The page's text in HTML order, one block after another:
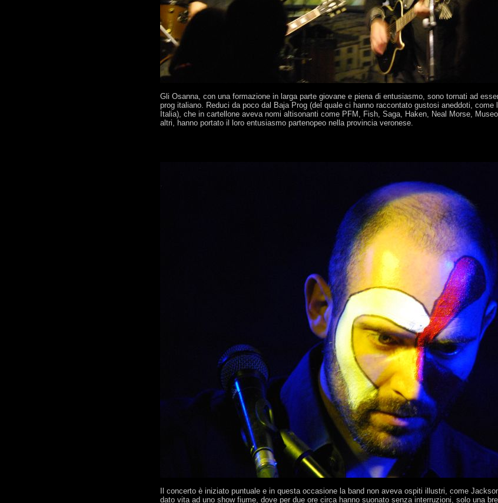
Gli Osanna, con una formazione in larga parte giovane e piena di entusiasmo, sono tornati ad
prog italiano. Reduci da poco dal Baja Prog (del quale ci hanno raccontato gustosi aneddoti, come
Italia), che in cartellone aveva nomi altisonanti come PFM, Fish, Saga, Haken, Neal Morse,
altri, hanno portato il loro entusiasmo partenopeo nella provincia veronese.
Il concerto è iniziato puntuale e in questa occasione la band non aveva ospiti illustri, come
dato vita ad uno show fiume, dove per due ore circa hanno suonato senza interruzioni, solo una